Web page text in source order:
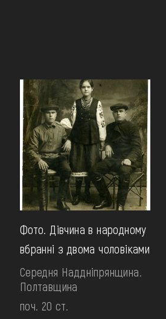
Фото. Дівчина в народному
вбранні з двома чоловіками
Середня Наддніпрянщина.
Полтавщина
поч. 20 ст.